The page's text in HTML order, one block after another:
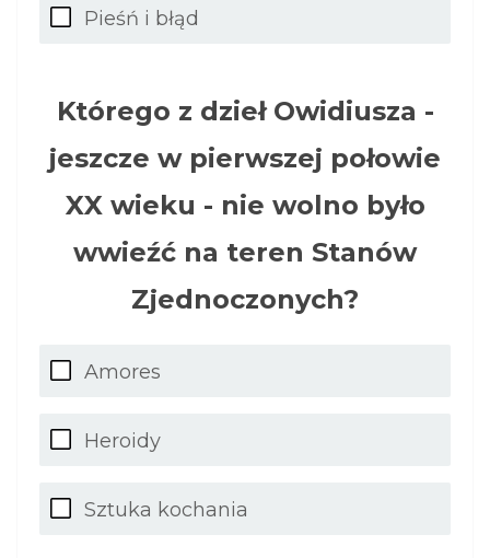
Pieśń i błąd
Którego z dzieł Owidiusza -
jeszcze w pierwszej połowie
XX wieku - nie wolno było
wwieźć na teren Stanów
Zjednoczonych?
Amores
Heroidy
Sztuka kochania